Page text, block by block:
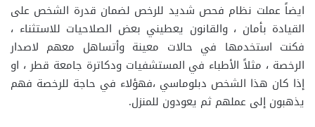
ايضاً عملت نظام فحص شديد للرخص لضمان قدرة الشخص على
القيادة بأمان ، والقانون يعطيني بعض الصلاحيات للاستثناء ،
فكنت استخدمها في حالات معينة وأتساهل معهم لاصدار
الرخصة ، مثلاً الأطباء في المستشفيات ودكاترة جامعة قطر ، او
إذا كان هذا الشخص دبلوماسي ،فهؤلاء في حاجة للرخصة فهم
يذهبون إلى عملهم ثم يعودون للمنزل.